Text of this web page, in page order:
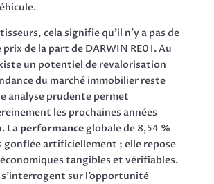
cela signifie qu’il n’y a pas de
prix de la part de DARWIN RE01. Au
un potentiel de revalorisation
du marché immobilier reste
analyse prudente permet
les prochaines années
La performanceglobale de 8,54 %
gonflée artificiellement ; elle repose
économiques tangibles et vérifiables.
s’interrogent sur l’opportunité